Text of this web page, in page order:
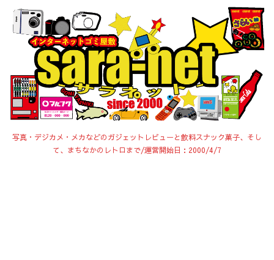
写真・デジカメ・メカなどのガジェットレビューと飲料スナック菓子、そし
て、まちなかのレトロまで/運営開始日：2000/4/7